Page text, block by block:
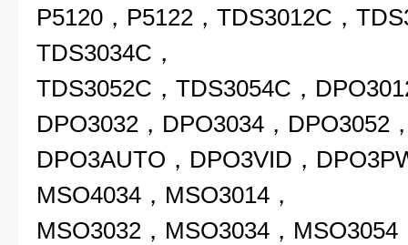
P5120，P5122，TDS3012C，
TDS3034C，
TDS3052C，TDS3054C，
DPO3032，DPO3034，DPO3052
DPO3AUTO，DPO3VID，
MSO4034，MSO3014，
MSO3032，MSO3034，